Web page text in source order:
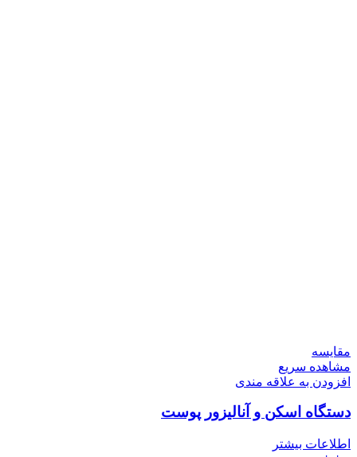
مقایسه
مشاهده سریع
افزودن به علاقه مندی
دستگاه اسکن و آنالیزور پوست
اطلاعات بیشتر